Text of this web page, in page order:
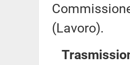
(Lavoro).